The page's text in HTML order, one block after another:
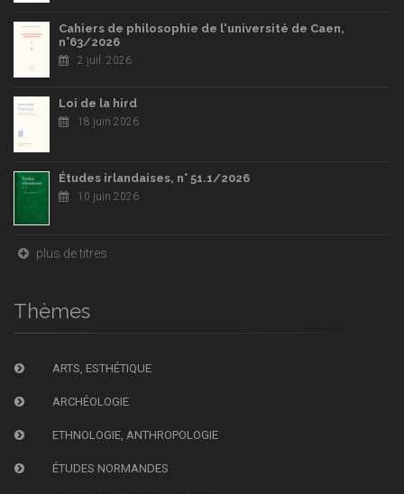
Cahiers de philosophie de l'université de Caen,
n°63/2026
2 juil. 2026
Loi de la hird
18 juin 2026
Études irlandaises, n° 51.1/2026
10 juin 2026
plus de titres
Thèmes
ARTS, ESTHÉTIQUE
ARCHÉOLOGIE
ETHNOLOGIE, ANTHROPOLOGIE
ÉTUDES NORMANDES